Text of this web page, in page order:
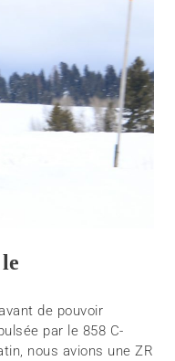
de pouvoir
par le 858 C-
nous avions une ZR